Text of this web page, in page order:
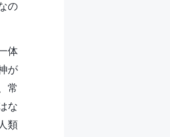
の
体
が
常
な
類